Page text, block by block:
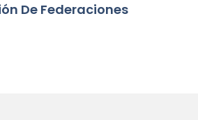
De Federaciones